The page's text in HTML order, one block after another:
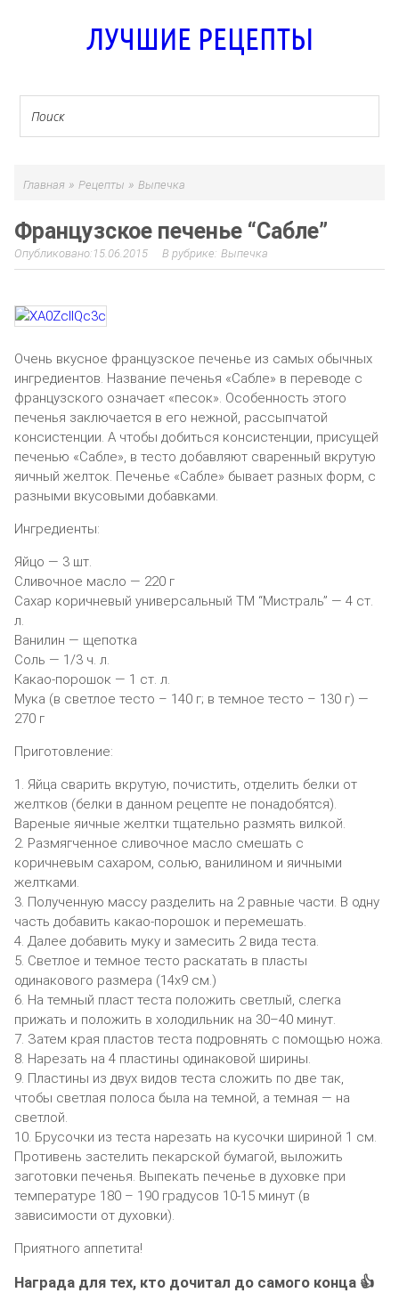
ЛУЧШИЕ РЕЦЕПТЫ
Главная » Рецепты » Выпечка
Французское печенье “Сабле”
15.06.2015 Выпечка
Очень вкусное французское печенье из самых обычных
ингредиентов. Название печенья «Сабле» в переводе с
французского означает «песок». Особенность этого
печенья заключается в его нежной, рассыпчатой
консистенции. А чтобы добиться консистенции, присущей
печенью «Сабле», в тесто добавляют сваренный вкрутую
яичный желток. Печенье «Сабле» бывает разных форм, с
разными вкусовыми добавками.
Ингредиенты:
Яйцо — 3 шт.
Сливочное масло — 220 г
Сахар коричневый универсальный ТМ “Мистраль” — 4 ст.
л.
Ванилин — щепотка
Соль — 1/3 ч. л.
Какао-порошок — 1 ст. л.
Мука (в светлое тесто – 140 г; в темное тесто – 130 г) —
270 г
Приготовление:
1. Яйца сварить вкрутую, почистить, отделить белки от
желтков (белки в данном рецепте не понадобятся).
Вареные яичные желтки тщательно размять вилкой.
2. Размягченное сливочное масло смешать с
коричневым сахаром, солью, ванилином и яичными
желтками.
3. Полученную массу разделить на 2 равные части. В одну
часть добавить какао-порошок и перемешать.
4. Далее добавить муку и замесить 2 вида теста.
5. Светлое и темное тесто раскатать в пласты
одинакового размера (14х9 см.)
6. На темный пласт теста положить светлый, слегка
прижать и положить в холодильник на 30–40 минут.
7. Затем края пластов теста подровнять с помощью ножа.
8. Нарезать на 4 пластины одинаковой ширины.
9. Пластины из двух видов теста сложить по две так,
чтобы светлая полоса была на темной, а темная — на
светлой.
10. Брусочки из теста нарезать на кусочки шириной 1 см.
Противень застелить пекарской бумагой, выложить
заготовки печенья. Выпекать печенье в духовке при
температуре 180 – 190 градусов 10-15 минут (в
зависимости от духовки).
Приятного аппетита!
Награда для тех, кто дочитал до самого конца 👍